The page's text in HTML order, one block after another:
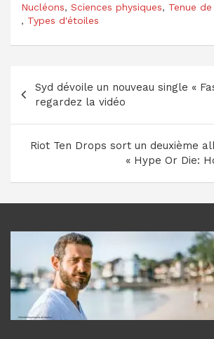
Nucléons, Sciences physiques, Tenue
, Types d'étoiles
Navigation
de
l’article
Syd dévoile un nouveau single «
regardez la vidéo
Riot Ten Drops sort un deuxième
« Hype Or Die: